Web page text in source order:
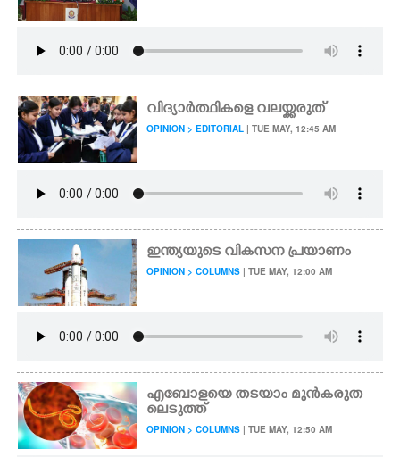
വിദ്യാർത്ഥികളെ വലയ്ക്കരുത്
OPINION > EDITORIAL | TUE MAY, 12:45 AM
ഇന്ത്യയുടെ വികസന പ്രയാണം
OPINION > COLUMNS | TUE MAY, 12:00 AM
എബോളയെ തടയാം മുൻകരുത
ലെടുത്ത്
OPINION > COLUMNS | TUE MAY, 12:50 AM